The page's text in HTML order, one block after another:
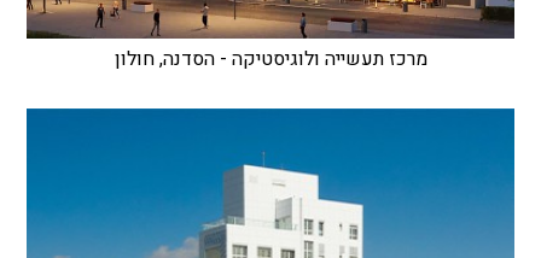
מרכז תעשייה ולוגיסטיקה - הסדנה, חולון